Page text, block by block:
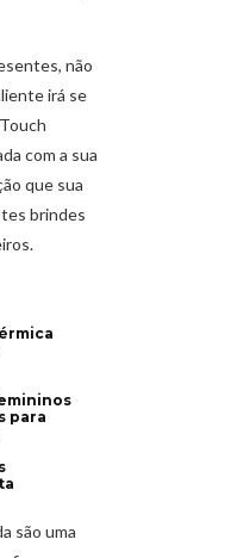
não
irá se
com a sua
que sua
brindes
para
são uma